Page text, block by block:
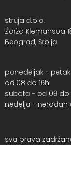
struja d.o.o.
Žorža Klemansoa
Beograd, Srbija
ponedeljak - petak
od 08 do 16h
subota - od 09 do
nedelja - neradan
sva prava